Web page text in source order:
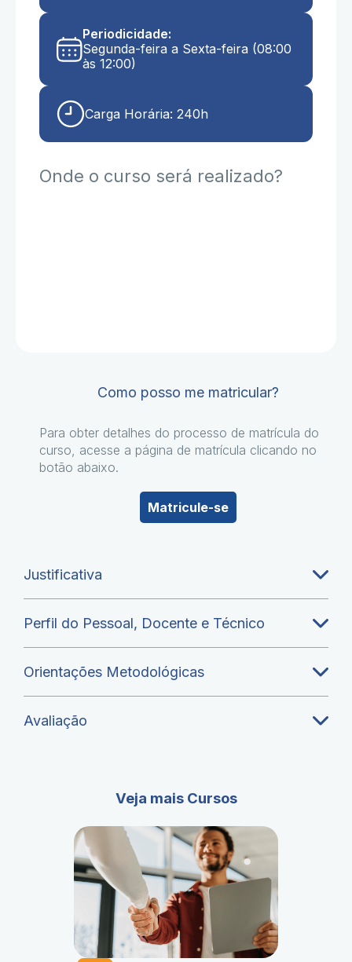
Periodicidade:
Segunda-feira a Sexta-feira (08:00
às 12:00)
Carga Horária: 240h
Onde o curso será realizado?
Como posso me matricular?
Para obter detalhes do processo de matrícula do
curso, acesse a página de matrícula clicando no
botão abaixo.
Matricule-se
Justificativa
Perfil do Pessoal, Docente e Técnico
Orientações Metodológicas
Avaliação
Veja mais Cursos